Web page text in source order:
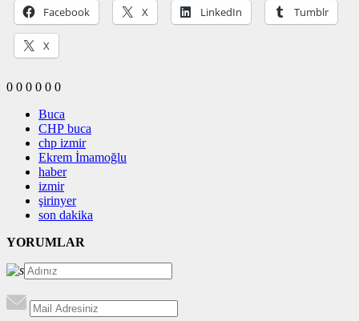
Facebook X LinkedIn Tumblr
X
0 0 0 0 0 0
Buca
CHP buca
chp izmir
Ekrem İmamoğlu
haber
izmir
şirinyer
son dakika
YORUMLAR